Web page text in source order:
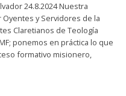
24.8.2024 Nuestra
y Servidores de la
Claretianos de Teología
ponemos en práctica lo que
formativo misionero,